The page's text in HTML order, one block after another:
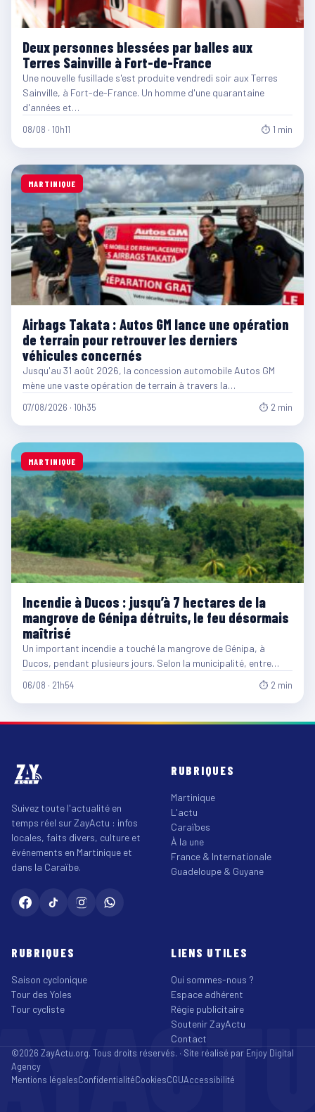
Deux personnes blessées par balles aux
Terres Sainville à Fort-de-France
Une nouvelle fusillade s'est produite vendredi soir aux Terres
Sainville, à Fort-de-France. Un homme d'une quarantaine
d'années et…
08/08 · 10h11 ⏱ 1 min
MARTINIQUE
Airbags Takata : Autos GM lance une opération
de terrain pour retrouver les derniers
véhicules concernés
Jusqu'au 31 août 2026, la concession automobile Autos GM
mène une vaste opération de terrain à travers la…
07/08/2026 · 10h35 ⏱ 2 min
MARTINIQUE
Incendie à Ducos : jusqu’à 7 hectares de la
mangrove de Génipa détruits, le feu désormais
maîtrisé
Un important incendie a touché la mangrove de Génipa, à
Ducos, pendant plusieurs jours. Selon la municipalité, entre…
06/08 · 21h54 ⏱ 2 min
Suivez toute l'actualité en
temps réel sur ZayActu : infos
locales, faits divers, culture et
événements en Martinique et
dans la Caraïbe.
RUBRIQUES
Martinique
L'actu
Caraïbes
À la une
France & Internationale
Guadeloupe & Guyane
RUBRIQUES
Saison cyclonique
Tour des Yoles
Tour cycliste
LIENS UTILES
Qui sommes-nous ?
Espace adhérent
Régie publicitaire
Soutenir ZayActu
Contact
©2026 ZayActu.org. Tous droits réservés. · Site réalisé par Enjoy Digital
Agency
Mentions légalesConfidentialitéCookiesCGUAccessibilité